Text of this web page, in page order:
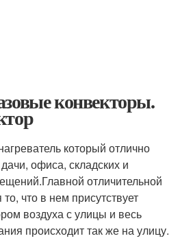
конвекторы.
который отлично
офиса, складских и
отличительной
что в нем присутствует
воздуха с улицы и весь
происходит так же на улицу.